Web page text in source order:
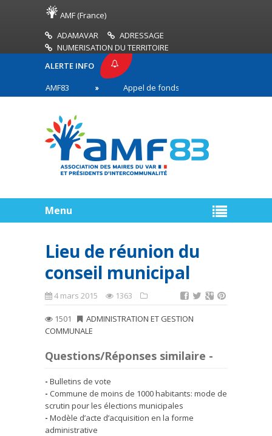
AMF (France)
ADAMAVAR
ADRESSAGE
NUMERISATION DU TERRITOIRE
ALERTE INFO
AMF83
Appel de fonds incendies de forêt
en première ligne
Menu
Lieu de réunion du
conseil municipal
4 mars 2015 1363
1501
ADMINISTRATION ET GESTION
COMMUNALE
Questions/Réponses similaire -
Bulletins de vote
Commune de moins de 1000 habitants: mode de
scrutin pour les élections municipales
Modèle d’acte d’acquisition en la forme
administrative